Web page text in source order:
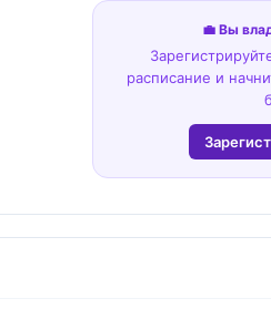
💼 Вы
расписание и